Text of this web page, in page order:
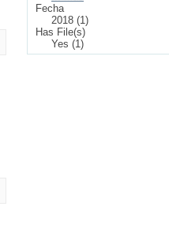
Fecha
2018 (1)
Has File(s)
Yes (1)